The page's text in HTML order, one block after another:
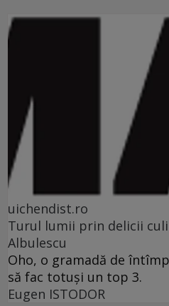
uichendist.ro
Turul lumii prin delicii
Albulescu
Oho, o gramadă de
să fac totuşi un top 3.
Eugen ISTODOR